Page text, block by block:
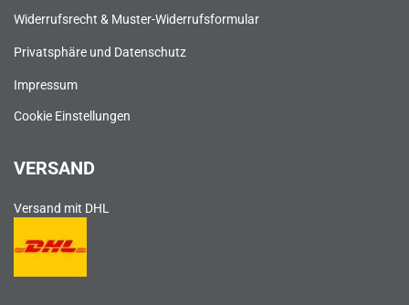
Widerrufsrecht & Muster-Widerrufsformular
Privatsphäre und Datenschutz
Impressum
Cookie Einstellungen
VERSAND
Versand mit DHL